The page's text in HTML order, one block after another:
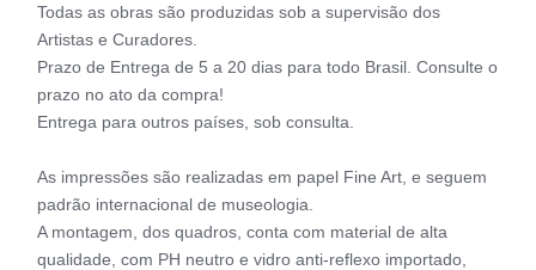
Todas as obras são produzidas sob a supervisão dos
Artistas e Curadores.
Prazo de Entrega de 5 a 20 dias para todo Brasil. Consulte o
prazo no ato da compra!
Entrega para outros países, sob consulta.
As impressões são realizadas em papel Fine Art, e seguem
padrão internacional de museologia.
A montagem, dos quadros, conta com material de alta
qualidade, com PH neutro e vidro anti-reflexo importado,